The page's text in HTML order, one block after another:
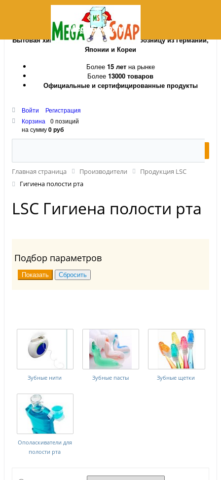
MegaSoap.ru
Бытовая химия и косметика оптом и в розницу из Германии,
Японии и Кореи
Более 15 летна рынке
Более 13000 товаров
Официальные и сертифицированные продукты
Войти
Регистрация
Корзина
0 позиций
на сумму0 руб
Главная страница Производители
Продукция LSC
Гигиена полости рта
LSC Гигиена полости рта
Подбор параметров
Зубные нити Зубные пасты Зубные щетки
Ополаскиватели для
полости рта